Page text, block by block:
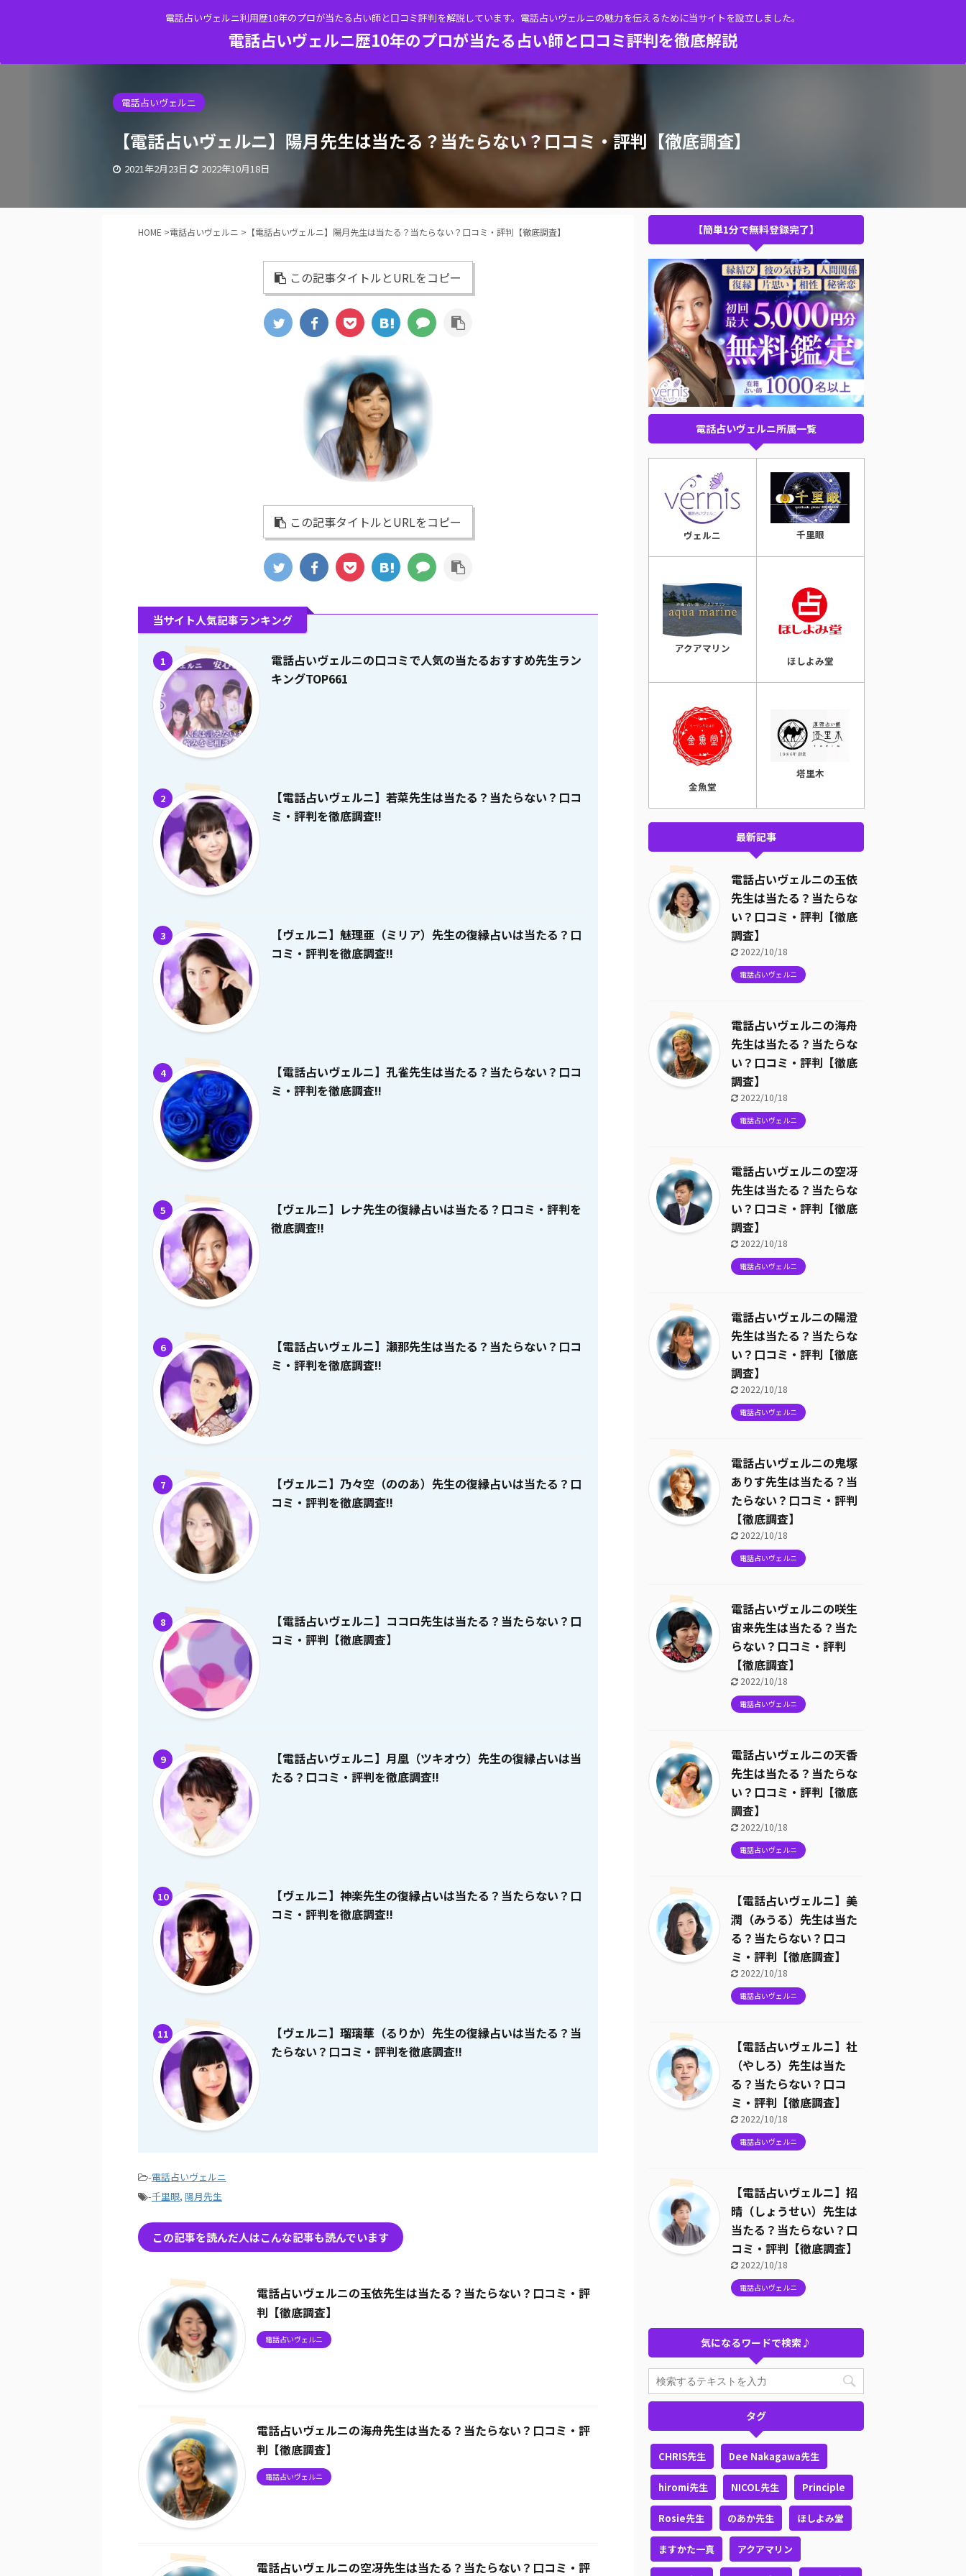
電話占いヴェルニ利用歴10年のプロが当たる占い師と口コミ評判を解説しています。電話占いヴェルニの魅力を伝えるために当サイトを設立しました。
電話占いヴェルニ歴10年のプロが当たる占い師と口コミ評判を徹底解説
電話占いヴェルニ
【電話占いヴェルニ】陽月先生は当たる？当たらない？口コミ・評判【徹底調査】
2021年2月23日 2022年10月18日
HOME >電話占いヴェルニ > 【電話占いヴェルニ】陽月先生は当たる？当たらない？口コミ・評判【徹底調査】
この記事タイトルとURLをコピー
この記事タイトルとURLをコピー
当サイト人気記事ランキング
1
電話占いヴェルニの口コミで人気の当たるおすすめ先生ラン
キングTOP661
2
【電話占いヴェルニ】若菜先生は当たる？当たらない？口コ
ミ・評判を徹底調査!!
3
【ヴェルニ】魅理亜（ミリア）先生の復縁占いは当たる？口
コミ・評判を徹底調査!!
4
【電話占いヴェルニ】孔雀先生は当たる？当たらない？口コ
ミ・評判を徹底調査!!
5
【ヴェルニ】レナ先生の復縁占いは当たる？口コミ・評判を
徹底調査!!
6
【電話占いヴェルニ】瀬那先生は当たる？当たらない？口コ
ミ・評判を徹底調査!!
7
【ヴェルニ】乃々空（ののあ）先生の復縁占いは当たる？口
コミ・評判を徹底調査!!
8
【電話占いヴェルニ】ココロ先生は当たる？当たらない？口
コミ・評判【徹底調査】
9
【電話占いヴェルニ】月凰（ツキオウ）先生の復縁占いは当
たる？口コミ・評判を徹底調査!!
10
【ヴェルニ】神楽先生の復縁占いは当たる？当たらない？口
コミ・評判を徹底調査!!
11
【ヴェルニ】瑠璃華（るりか）先生の復縁占いは当たる？当
たらない？口コミ・評判を徹底調査!!
-電話占いヴェルニ
-千里眼, 陽月先生
この記事を読んだ人はこんな記事も読んでいます
電話占いヴェルニの玉依先生は当たる？当たらない？口コミ・評
判【徹底調査】
電話占いヴェルニ
電話占いヴェルニの海舟先生は当たる？当たらない？口コミ・評
判【徹底調査】
電話占いヴェルニ
電話占いヴェルニの空冴先生は当たる？当たらない？口コミ・評
【簡単1分で無料登録完了】
電話占いヴェルニ所属一覧
ヴェルニ 千里眼
アクアマリン
ほしよみ堂
金魚堂
塔里木
最新記事
電話占いヴェルニの玉依
先生は当たる？当たらな
い？口コミ・評判【徹底
調査】
2022/10/18
電話占いヴェルニ
電話占いヴェルニの海舟
先生は当たる？当たらな
い？口コミ・評判【徹底
調査】
2022/10/18
電話占いヴェルニ
電話占いヴェルニの空冴
先生は当たる？当たらな
い？口コミ・評判【徹底
調査】
2022/10/18
電話占いヴェルニ
電話占いヴェルニの陽澄
先生は当たる？当たらな
い？口コミ・評判【徹底
調査】
2022/10/18
電話占いヴェルニ
電話占いヴェルニの鬼塚
ありす先生は当たる？当
たらない？口コミ・評判
【徹底調査】
2022/10/18
電話占いヴェルニ
電話占いヴェルニの咲生
宙来先生は当たる？当た
らない？口コミ・評判
【徹底調査】
2022/10/18
電話占いヴェルニ
電話占いヴェルニの天香
先生は当たる？当たらな
い？口コミ・評判【徹底
調査】
2022/10/18
電話占いヴェルニ
【電話占いヴェルニ】美
潤（みうる）先生は当た
る？当たらない？口コ
ミ・評判【徹底調査】
2022/10/18
電話占いヴェルニ
【電話占いヴェルニ】社
（やしろ）先生は当た
る？当たらない？口コ
ミ・評判【徹底調査】
2022/10/18
電話占いヴェルニ
【電話占いヴェルニ】招
晴（しょうせい）先生は
当たる？当たらない？口
コミ・評判【徹底調査】
2022/10/18
電話占いヴェルニ
気になるワードで検索♪
タグ
CHRIS先生 Dee Nakagawa先生
hiromi先生 NICOL先生 Principle
Rosie先生 のあか先生 ほしよみ堂
ますかた一真 アクアマリン